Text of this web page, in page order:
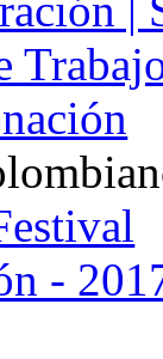
-